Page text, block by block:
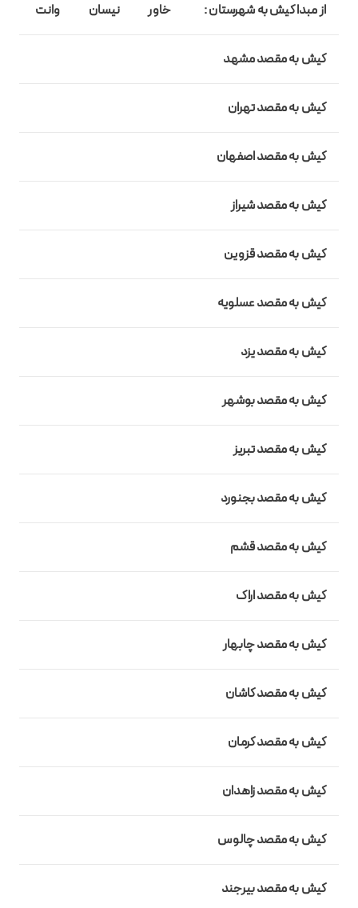
از مبداکیشبه شهرستان : خاور نیسان وانت
کیش به مقصد مشهد
کیش به مقصدتهران
کیش به مقصداصفهان
کیش به مقصدشیراز
کیش به مقصد قزوین
کیش به مقصدعسلویه
کیش به مقصدیزد
کیش به مقصد بوشهر
کیش به مقصد تبریز
کیش به مقصد بجنورد
کیش به مقصد قشم
کیش به مقصد اراک
کیش به مقصد چابهار
کیش به مقصد کاشان
کیش به مقصد کرمان
کیش به مقصد زاهدان
کیش به مقصد چالوس
کیش به مقصد بیرجند